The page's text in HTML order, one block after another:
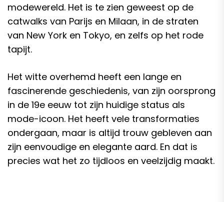
modewereld. Het is te zien geweest op de
catwalks van Parijs en Milaan, in de straten
van New York en Tokyo, en zelfs op het rode
tapijt.
Het witte overhemd heeft een lange en
fascinerende geschiedenis, van zijn oorsprong
in de 19e eeuw tot zijn huidige status als
mode-icoon. Het heeft vele transformaties
ondergaan, maar is altijd trouw gebleven aan
zijn eenvoudige en elegante aard. En dat is
precies wat het zo tijdloos en veelzijdig maakt.